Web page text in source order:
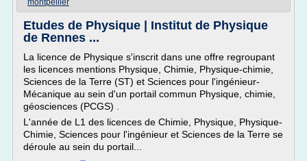
montpellier
Etudes de Physique | Institut de Physique
de Rennes ...
La licence de Physique s'inscrit dans une offre regroupant
les licences mentions Physique, Chimie, Physique-chimie,
Sciences de la Terre (ST) et Sciences pour l'ingénieur-
Mécanique au sein d'un portail commun Physique, chimie,
géosciences (PCGS) .
L'année de L1 des licences de Chimie, Physique, Physique-
Chimie, Sciences pour l'ingénieur et Sciences de la Terre se
déroule au sein du portail...